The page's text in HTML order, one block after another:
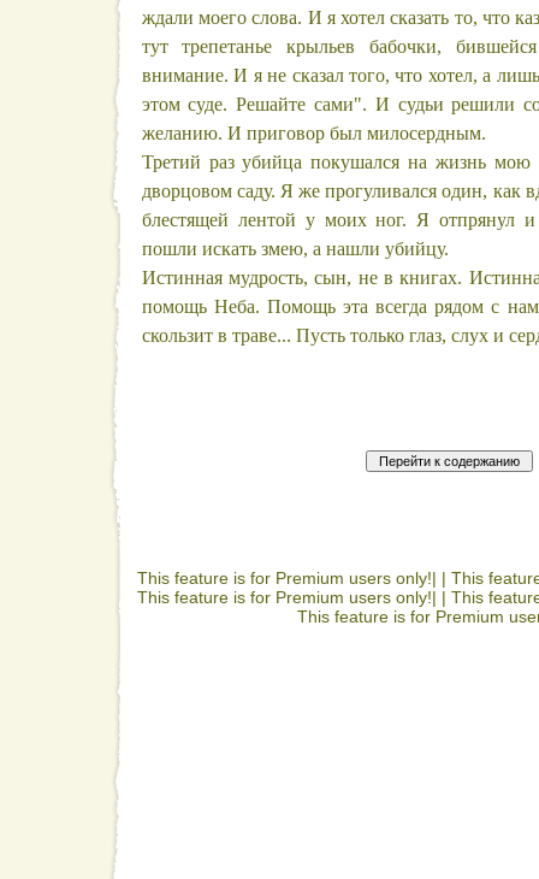
ждали моего слова. И я хотел сказать то, что
тут трепетанье крыльев бабочки,
внимание. И я не сказал того, что хотел, а
этом суде. Решайте сами". И судьи решили
желанию. И приговор был милосердным.
Третий раз убийца покушался на жизнь
дворцовом саду. Я же прогуливался один, как
блестящей лентой у моих ног. Я отпрянул
пошли искать змею, а нашли убийцу.
Истинная мудрость, сын, не в книгах.
помощь Неба. Помощь эта всегда рядом с
скользит в траве... Пусть только глаз, слух и
This feature is for Premium users only!| | This
This feature is for Premium users only!| | This
This feature is for Premium